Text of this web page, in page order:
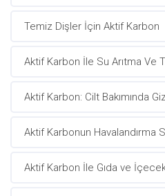
Temiz Dişler İçin Aktif Karbon
Aktif Karbon İle Su Arıtma Ve
Aktif Karbon: Cilt Bakımında
Aktif Karbonun Havalandırma
Aktif Karbon İle Gıda ve